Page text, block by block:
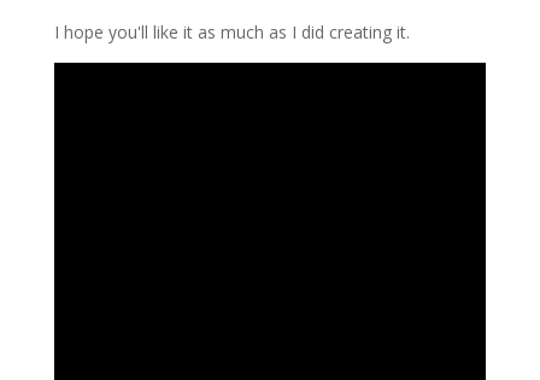
I hope you'll like it as much as I did creating it.